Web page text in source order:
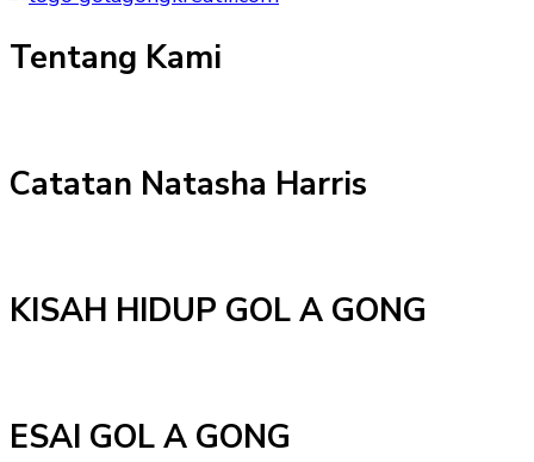
Tentang Kami
Catatan Natasha Harris
KISAH HIDUP GOL A GONG
ESAI GOL A GONG